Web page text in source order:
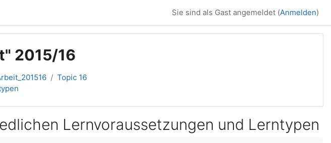
Sie sind als Gast angemeldet (Anmelden)
2015/16
Topic 16
Lernvoraussetzungen und Lerntypen